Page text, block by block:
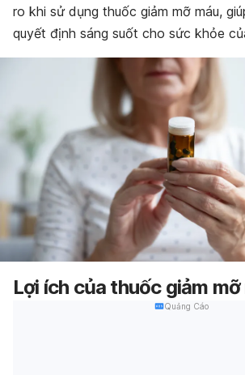
ro khi sử dụng thuốc giảm mỡ máu,
quyết định sáng suốt cho sức khỏe
Lợi ích của thuốc giảm mỡ
Quảng Cáo